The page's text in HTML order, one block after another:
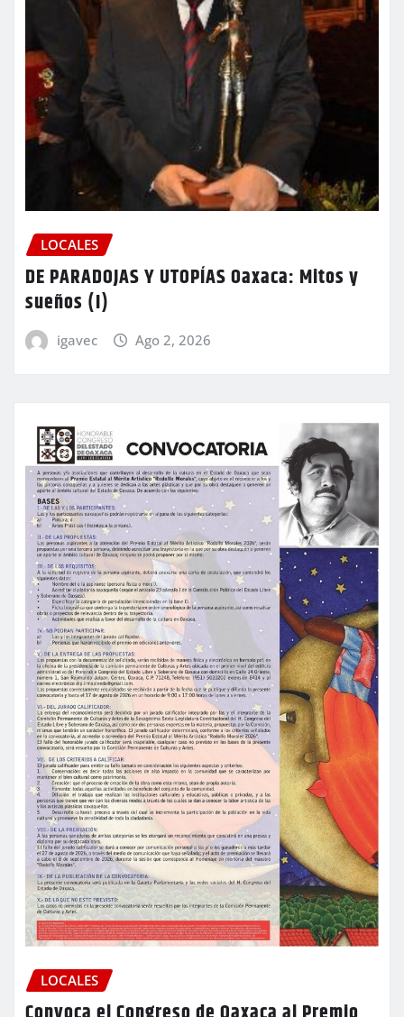
LOCALES
DE PARADOJAS Y UTOPÍAS Oaxaca: Mitos y
sueños (I)
igavec Ago 2, 2026
LOCALES